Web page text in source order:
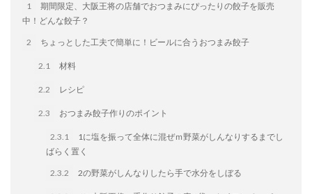
1
期間限定、大阪王将の店舗でおつまみにぴったりの餃子を販売
中！どんな餃子？
2 ちょっとした工夫で簡単に！ビールに合うおつまみ餃子
2.1 材料
2.2 レシピ
2.3 おつまみ餃子作りのポイント
2.3.1
1に塩を振って全体に混ぜｍ野菜がしんなりするまでし
ばらく置く
2.3.2 2の野菜がしんなりしたら手で水分をしぼる
謹製 羽根つき なにわのお好み餃子
夏
5フリー
お酒
クリスピーひとくち餃子
クリスマス
せいろ
エビチリ イベント
たれ